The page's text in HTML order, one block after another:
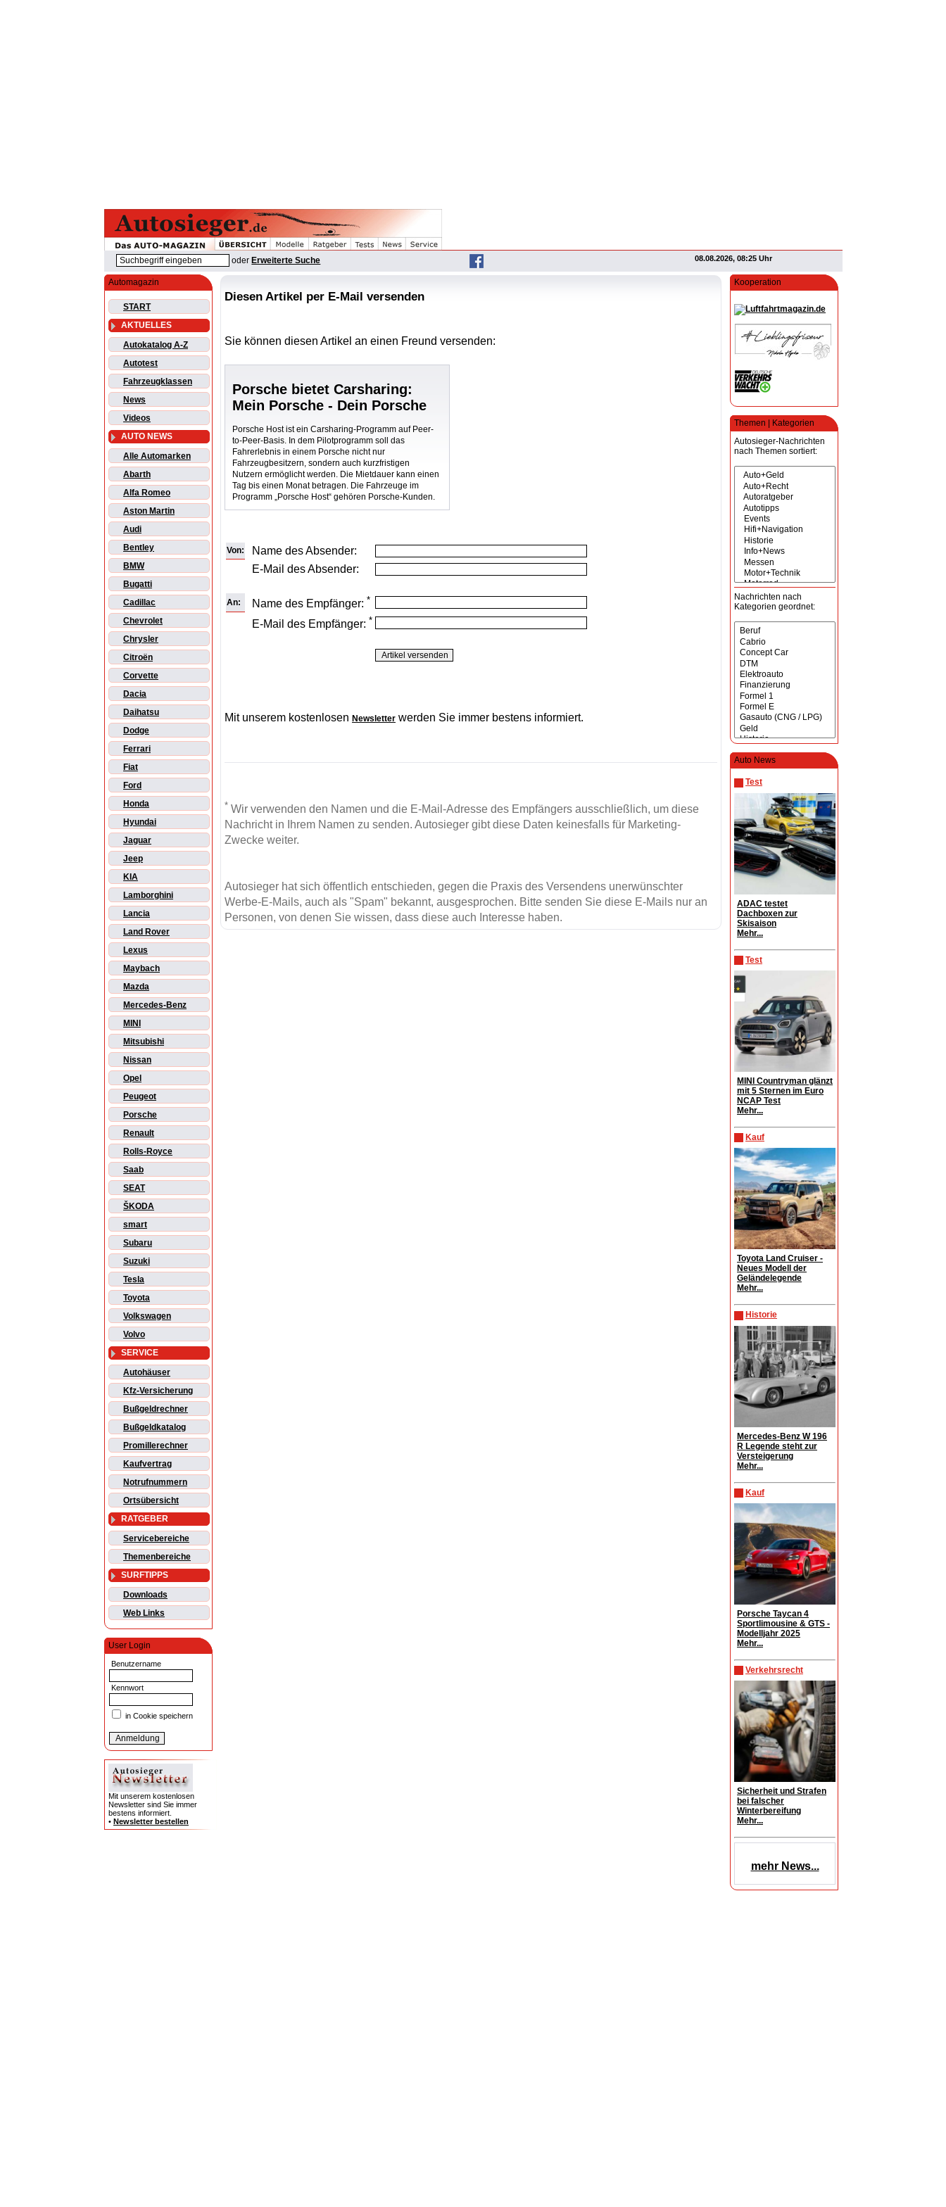
oder Erweiterte Suche 08.08.2026, 08:25 Uhr
Automagazin
START
AKTUELLES
Autokatalog A-Z
Autotest
Fahrzeugklassen
News
Videos
AUTO NEWS
Alle Automarken
Abarth
Alfa Romeo
Aston Martin
Audi
Bentley
BMW
Bugatti
Cadillac
Chevrolet
Chrysler
Citroën
Corvette
Dacia
Daihatsu
Dodge
Ferrari
Fiat
Ford
Honda
Hyundai
Jaguar
Jeep
KIA
Lamborghini
Lancia
Land Rover
Lexus
Maybach
Mazda
Mercedes-Benz
MINI
Mitsubishi
Nissan
Opel
Peugeot
Porsche
Renault
Rolls-Royce
Saab
SEAT
ŠKODA
smart
Subaru
Suzuki
Tesla
Toyota
Volkswagen
Volvo
SERVICE
Autohäuser
Kfz-Versicherung
Bußgeldrechner
Bußgeldkatalog
Promillerechner
Kaufvertrag
Notrufnummern
Ortsübersicht
RATGEBER
Servicebereiche
Themenbereiche
SURFTIPPS
Downloads
Web Links
User Login
Benutzername
Kennwort
in Cookie speichern
Mit unserem kostenlosen
Newsletter sind Sie immer
bestens informiert.
• Newsletter bestellen
Kooperation
Themen | Kategorien
Autosieger-Nachrichten
nach Themen sortiert:
Nachrichten nach
Kategorien geordnet:
Auto News
Test
ADAC testet
Dachboxen zur
Skisaison
Mehr...
Test
MINI Countryman glänzt
mit 5 Sternen im Euro
NCAP Test
Mehr...
Kauf
Toyota Land Cruiser -
Neues Modell der
Geländelegende
Mehr...
Historie
Mercedes-Benz W 196
R Legende steht zur
Versteigerung
Mehr...
Kauf
Porsche Taycan 4
Sportlimousine & GTS -
Modelljahr 2025
Mehr...
Verkehrsrecht
Sicherheit und Strafen
bei falscher
Winterbereifung
Mehr...
mehr News...
Diesen Artikel per E-Mail versenden
Sie können diesen Artikel an einen Freund versenden:
Porsche bietet Carsharing:
Mein Porsche - Dein Porsche
Porsche Host ist ein Carsharing-Programm auf Peer-
to-Peer-Basis. In dem Pilotprogramm soll das
Fahrerlebnis in einem Porsche nicht nur
Fahrzeugbesitzern, sondern auch kurzfristigen
Nutzern ermöglicht werden. Die Mietdauer kann einen
Tag bis einen Monat betragen. Die Fahrzeuge im
Programm „Porsche Host“ gehören Porsche-Kunden.
Von:
Name des Absender:
E-Mail des Absender:
An: Name des Empfänger: *
E-Mail des Empfänger: *
Mit unserem kostenlosen Newsletter werden Sie immer bestens informiert.
* Wir verwenden den Namen und die E-Mail-Adresse des Empfängers ausschließlich, um diese
Nachricht in Ihrem Namen zu senden. Autosieger gibt diese Daten keinesfalls für Marketing-
Zwecke weiter.
Autosieger hat sich öffentlich entschieden, gegen die Praxis des Versendens unerwünschter
Werbe-E-Mails, auch als "Spam" bekannt, ausgesprochen. Bitte senden Sie diese E-Mails nur an
Personen, von denen Sie wissen, dass diese auch Interesse haben.